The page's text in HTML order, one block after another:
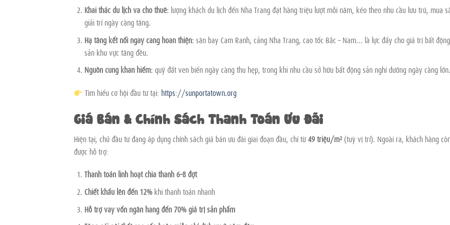
Khai thác du lịch và cho thuê:lượng khách du lịch đến Nha Trang đạt hàng triệu lượt mỗi năm, kéo theo nhu cầu lưu trú, mua
giải trí ngày càng tăng.
Hạ tầng kết nối ngày càng hoàn thiện:sân bay Cam Ranh, cảng Nha Trang, cao tốc Bắc – Nam… là lực đẩy cho giá trị bất động
sản khu vực tăng đều.
Nguồn cung khan hiếm:quỹ đất ven biển ngày càng thu hẹp, trong khi nhu cầu sở hữu bất động sản nghỉ dưỡng ngày càng lớn.
Tìm hiểu cơ hội đầu tư tại: https://sunportatown.org
Giá Bán & Chính Sách Thanh Toán Ưu Đãi
Hiện tại, chủ đầu tư đang áp dụng chính sách giá bán ưu đãi giai đoạn đầu, chỉ từ49 triệu/m² (tuỳ vị trí). Ngoài ra, khách hàng
được hỗ trợ:
Thanh toán linh hoạt chia thành 6–8 đợt
Chiết khấu lên đến 12%khi thanh toán nhanh
Hỗ trợ vay vốn ngân hàng đến 70% giá trị sản phẩm